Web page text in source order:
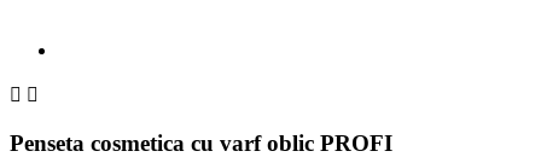
 
Penseta cosmetica cu varf oblic PROFI